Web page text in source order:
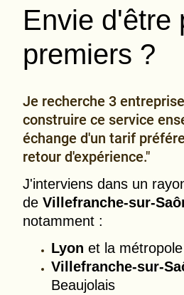
Envie d'être
premiers ?
Je recherche 3
construire ce service
échange d'un tarif
retour d'expérience."
J'interviens dans un
de Villefranche-sur-
notamment :
Lyon et la
Villefranche-sur-
Beaujolais